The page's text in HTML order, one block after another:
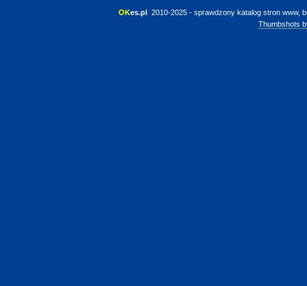
OKes.pl 2010-2025 - sprawdzony katalog stron www,
Thumbshots